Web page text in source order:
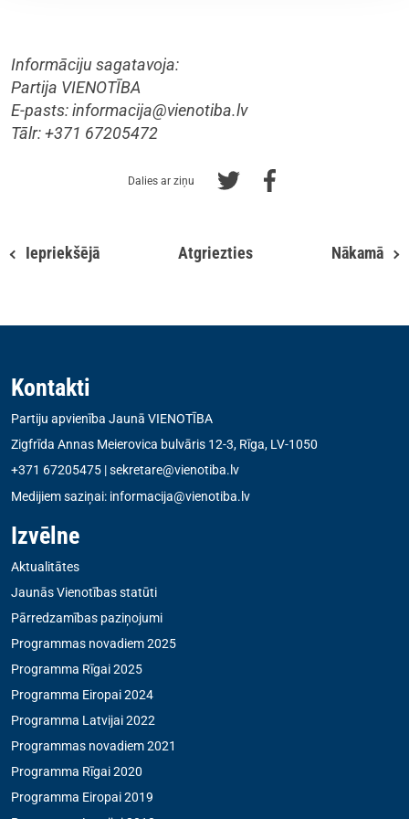
Informāciju sagatavoja:
Partija VIENOTĪBA
E-pasts:informacija@vienotiba.lv
Tālr: +371 67205472
Dalies ar ziņu
Iepriekšējā Atgriezties Nākamā
Kontakti
Partiju apvienība Jaunā VIENOTĪBA
Zigfrīda Annas Meierovica bulvāris 12-3, Rīga, LV-1050
+371 67205475 |sekretare@vienotiba.lv
Medijiem saziņai: informacija@vienotiba.lv
Izvēlne
Aktualitātes
Jaunās Vienotības statūti
Pārredzamības paziņojumi
Programmas novadiem 2025
Programma Rīgai 2025
Programma Eiropai 2024
Programma Latvijai 2022
Programmas novadiem 2021
Programma Rīgai 2020
Programma Eiropai 2019